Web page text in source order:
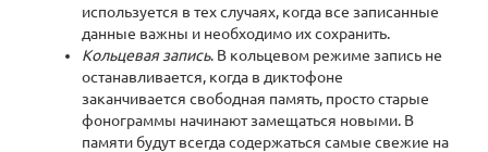
используется в тех случаях, когда все записанные
данные важны и необходимо их сохранить.
Кольцевая запись. В кольцевом режиме запись не
останавливается, когда в диктофоне
заканчивается свободная память, просто старые
фонограммы начинают замещаться новыми. В
памяти будут всегда содержаться самые свежие на